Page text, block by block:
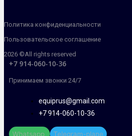
Политика конфиденциальности
Пользовательское соглашение
2026 ©All rights reserved
+7 914-060-10-36
Принимаем звонки 24/7
equiprus@gmail.com
+7 914-060-10-36
Whatsapp Telegram-plane